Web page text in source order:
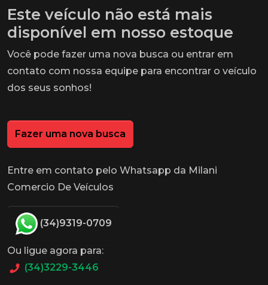
Este veículo não está mais
disponível em nosso estoque
Você pode fazer uma nova busca ou entrar em
contato com nossa equipe para encontrar o veículo
dos seus sonhos!
Fazer uma nova busca
Entre em contato pelo Whatsapp da Milani
Comercio De Veículos
(34)9319-0709
Ou ligue agora para:
(34)3229-3446